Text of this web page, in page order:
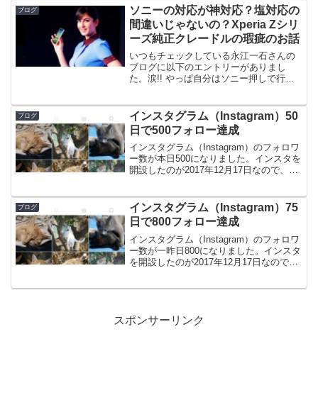
ら疑問だったのです。ということで、今
回はレベル...
ブログ
ソニーの対応が神対応？塩対応の
間違いじゃないの？Xperia Zシリ
ーズ純正クレードルの瑕疵のお話
いつもチェックしている永江一石さんの
ブログに以下のエントリーがありまし
た。涙!! やっぱ自分はソニー押しで行き
クレードルに瑕疵があって、純正ケース
を装着した際に...
ブログ
インスタグラム（Instagram）50
日で500フォロー達成
インスタグラム（Instagram）のフォロワ
ー数が本日500になりました。インスタを
開設したのが2017年12月17日なので、約
のスタートだった昨今ではフェイスブ
ッ...
ブログ
インスタグラム（Instagram）75
日で800フォロー達成
インスタグラム（Instagram）のフォロワ
ー数が一昨日800になりました。インスタ
を開設したのが2017年12月17日なので、
スポンサーリンク